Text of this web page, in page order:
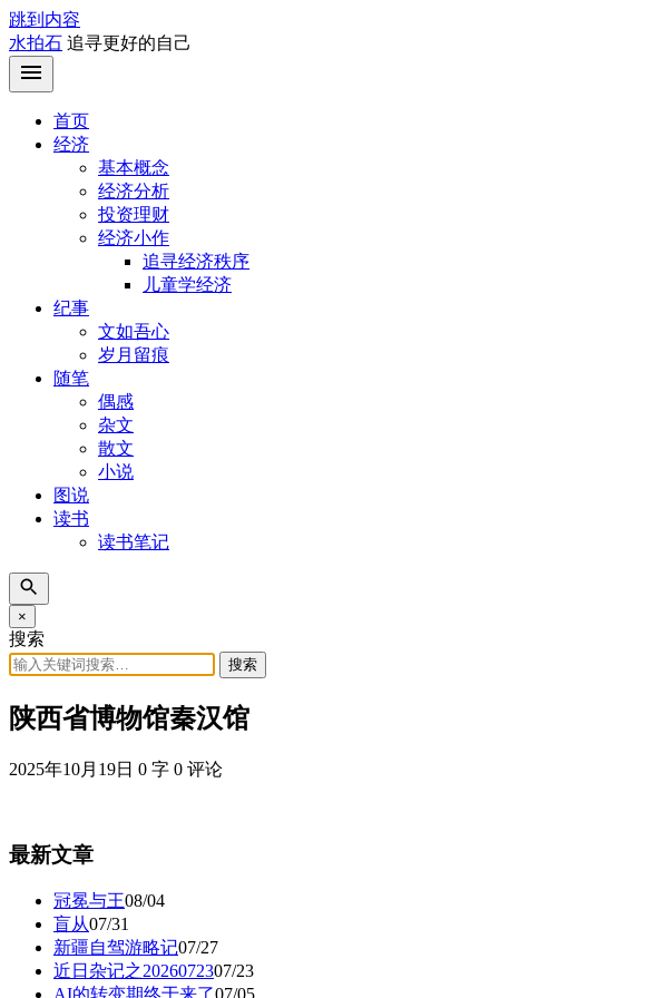
跳到内容
水拍石 追寻更好的自己
首页
经济
基本概念
经济分析
投资理财
经济小作
追寻经济秩序
儿童学经济
纪事
文如吾心
岁月留痕
随笔
偶感
杂文
散文
小说
图说
读书
读书笔记
×
搜索
搜索
陕西省博物馆秦汉馆
2025年10月19日 0 字 0 评论
最新文章
冠冕与王08/04
盲从07/31
新疆自驾游略记07/27
近日杂记之2026072307/23